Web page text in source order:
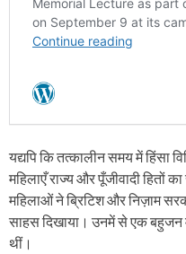
यद्यपि कि तत्कालीन समय में हिंसा
महिलाएँ राज्य और पूँजीवादी
महिलाओं ने ब्रिटिश और निज़ाम
साहस दिखाया। उनमें से एक बहुजन
थीं।